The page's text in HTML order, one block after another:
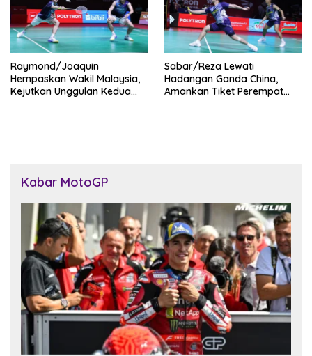
Raymond/Joaquin
Hempaskan Wakil Malaysia,
Kejutkan Unggulan Kedua
Sabar/Reza Lewati
Hadangan Ganda China,
Amankan Tiket Perempat
Kabar MotoGP